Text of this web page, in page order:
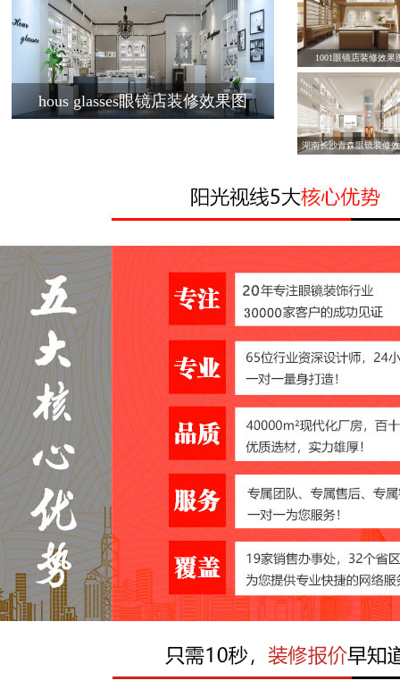
hous glasses眼镜店装修效果图
1001眼镜店装修效果
湖南长沙青森眼镜装修